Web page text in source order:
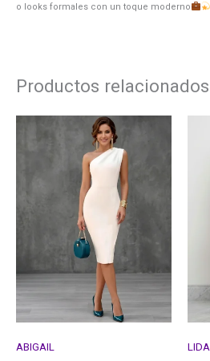
o looks formales con un toque moderno
Productos relacionados
ABIGAIL
LIDA